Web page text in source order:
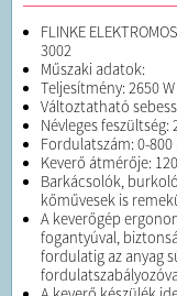
FLINKE
3002
Műszaki adatok:
Teljesítmény: 2650 W
Változtatható
Névleges feszültség:
Fordulatszám: 0-
Keverő átmérője:
Barkácsolók,
kőművesek is
A keverőgép
fogantyúval,
fordulatig az anyag